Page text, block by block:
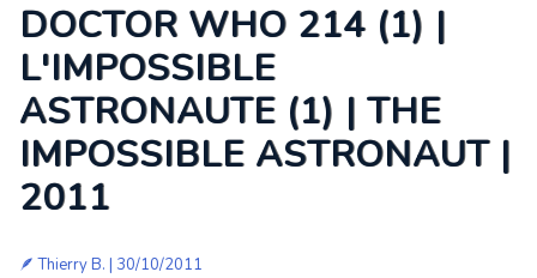
DOCTOR WHO 214 (1) |
L'IMPOSSIBLE
ASTRONAUTE (1) | THE
IMPOSSIBLE ASTRONAUT |
2011
🪶Thierry B. | 30/10/2011